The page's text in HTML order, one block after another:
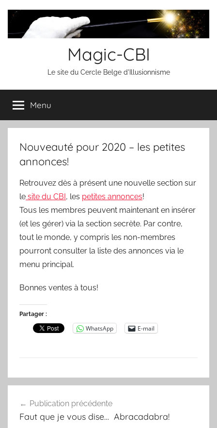
contenu
Magic-CBI
Le site du Cercle Belge d'Illusionnisme
Menu
Nouveauté pour 2020 – les petites
annonces!
Retrouvez dès à présent une nouvelle section sur
le site du CBI, les petites annonces!
Tous les membres peuvent maintenant en insérer
(et les gérer) via la section secrète. Par contre,
tout le monde, y compris les non-membres
pourront consulter la liste des annonces via le
menu principal.
Bonnes ventes à tous!
Partager :
WhatsApp E-mail
N
c
de
Publication précédente
Faut que je vous dise… Abracadabra!